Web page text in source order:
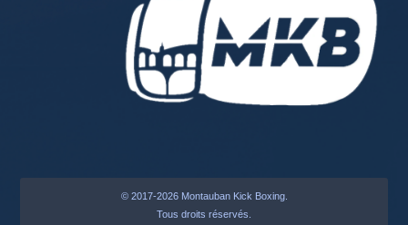
© 2017-2026 Montauban Kick Boxing.
Tous droits réservés.